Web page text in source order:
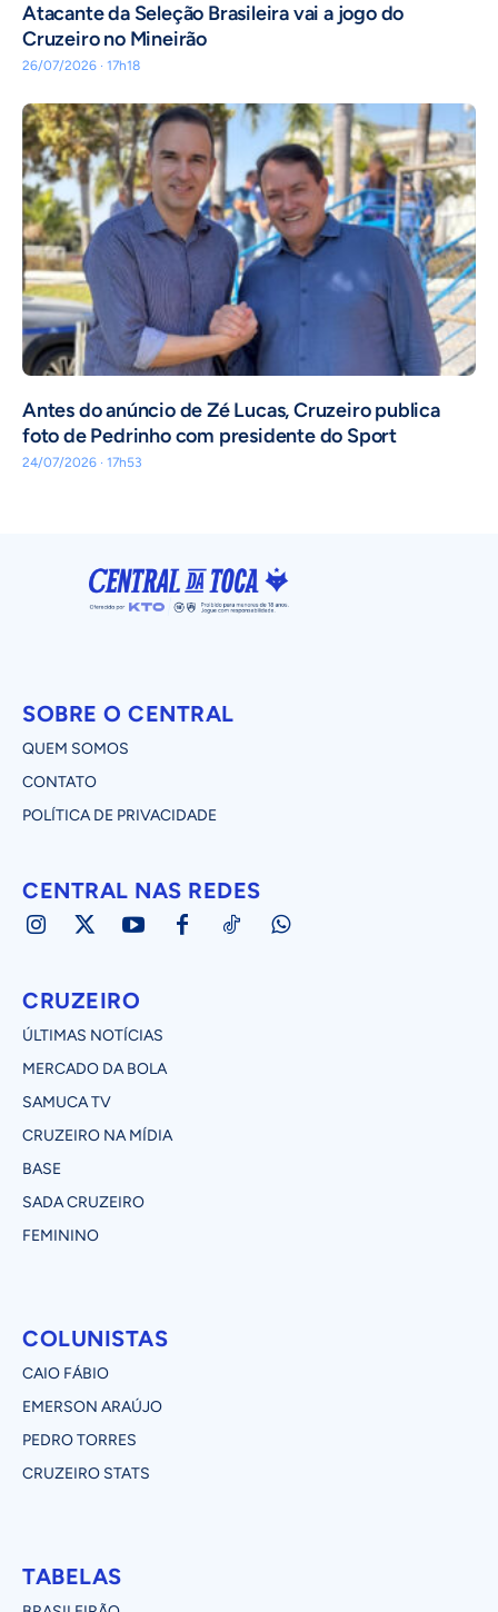
Atacante da Seleção Brasileira vai a jogo do
Cruzeiro no Mineirão
26/07/2026 · 17h18
Antes do anúncio de Zé Lucas, Cruzeiro publica
foto de Pedrinho com presidente do Sport
24/07/2026 · 17h53
SOBRE O CENTRAL
QUEM SOMOS
CONTATO
POLÍTICA DE PRIVACIDADE
CENTRAL NAS REDES
CRUZEIRO
ÚLTIMAS NOTÍCIAS
MERCADO DA BOLA
SAMUCA TV
CRUZEIRO NA MÍDIA
BASE
SADA CRUZEIRO
FEMININO
COLUNISTAS
CAIO FÁBIO
EMERSON ARAÚJO
PEDRO TORRES
CRUZEIRO STATS
TABELAS